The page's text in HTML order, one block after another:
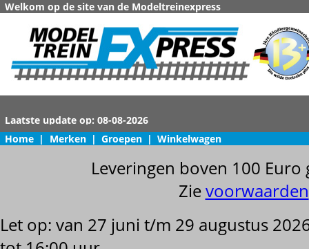
Welkom op de site van de Modeltreinexpress
Home | Merken | Groepen | Winkelwagen
Leveringen boven 100
Zievoorwaarden
Let op: van 27 juni t/m 29 augustus